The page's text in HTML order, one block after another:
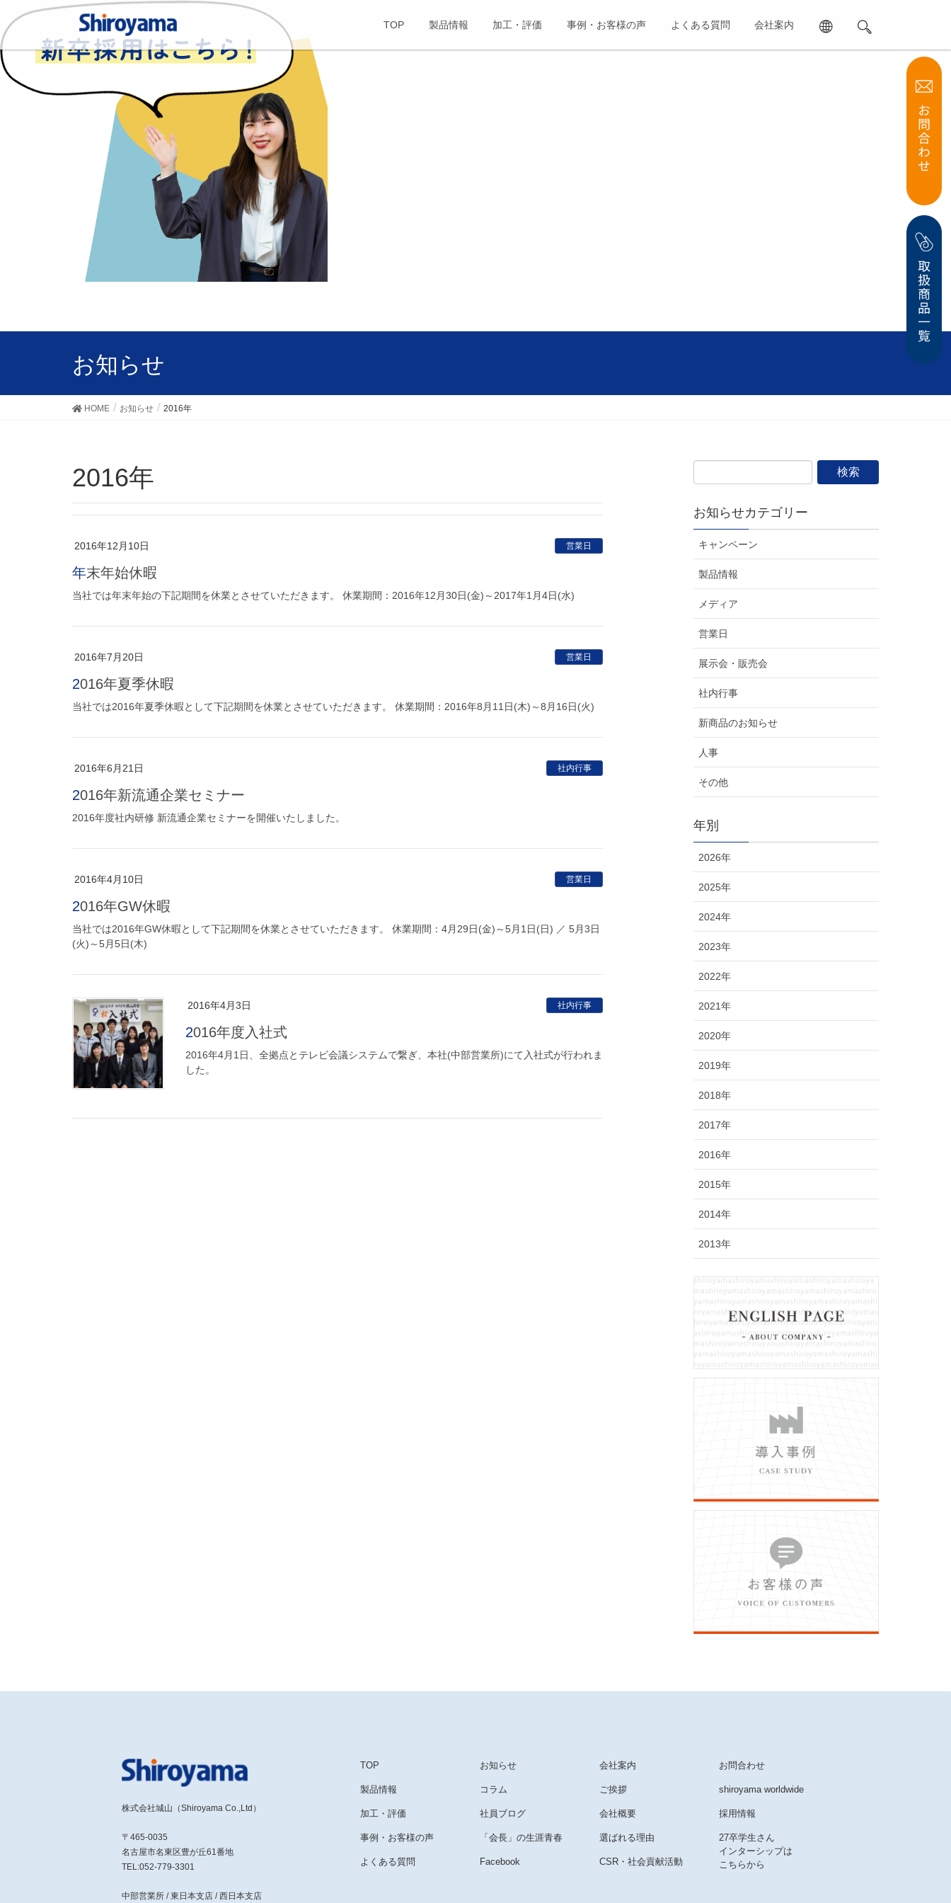
TOP 製品情報 加工・評価 事例・お客様の声 よくある質問 会社案内
お知らせ
HOME お知らせ 2016年
2016年
2016年12月10日 営業日
年末年始休暇
当社では年末年始の下記期間を休業とさせていただきます。 休業期間：2016年12月30日(金)～2017年1月4日(水)
2016年7月20日 営業日
2016年夏季休暇
当社では2016年夏季休暇として下記期間を休業とさせていただきます。 休業期間：2016年8月11日(木)～8月16日(火)
2016年6月21日 社内行事
2016年新流通企業セミナー
2016年度社内研修 新流通企業セミナーを開催いたしました。
2016年4月10日 営業日
2016年GW休暇
当社では2016年GW休暇として下記期間を休業とさせていただきます。 休業期間：4月29日(金)～5月1日(日) ／ 5月3日
(火)～5月5日(木)
2016年4月3日 社内行事
2016年度入社式
2016年4月1日、全拠点とテレビ会議システムで繋ぎ、本社(中部営業所)にて入社式が行われま
した。
お知らせカテゴリー
キャンペーン
製品情報
メディア
営業日
展示会・販売会
社内行事
新商品のお知らせ
人事
その他
年別
2026年
2025年
2024年
2023年
2022年
2021年
2020年
2019年
2018年
2017年
2016年
2015年
2014年
2013年
株式会社城山（Shiroyama Co.,Ltd）
〒465-0035
名古屋市名東区豊が丘61番地
TEL:052-779-3301
中部営業所 / 東日本支店 / 西日本支店
TOP
製品情報
加工・評価
事例・お客様の声
よくある質問
お知らせ
コラム
社員ブログ
「会長」の生涯青春
Facebook
会社案内
ご挨拶
会社概要
選ばれる理由
CSR・社会貢献活動
お問合わせ
shiroyama worldwide
採用情報
27卒学生さん
インターシップは
こちらから